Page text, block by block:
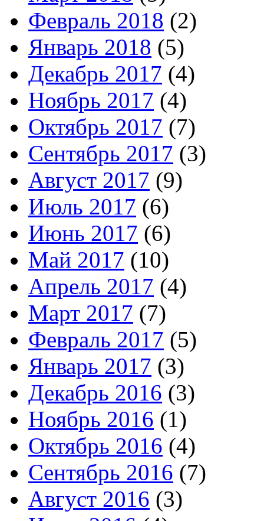
Февраль 2018 (2)
Январь 2018 (5)
Декабрь 2017 (4)
Ноябрь 2017 (4)
Октябрь 2017 (7)
Сентябрь 2017 (3)
Август 2017 (9)
Июль 2017 (6)
Июнь 2017 (6)
Май 2017 (10)
Апрель 2017 (4)
Март 2017 (7)
Февраль 2017 (5)
Январь 2017 (3)
Декабрь 2016 (3)
Ноябрь 2016 (1)
Октябрь 2016 (4)
Сентябрь 2016 (7)
Август 2016 (3)